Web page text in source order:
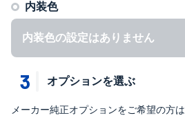
内装色
内装色の設定はありません
3 オプションを選ぶ
メーカー純正オプションをご希望の方は